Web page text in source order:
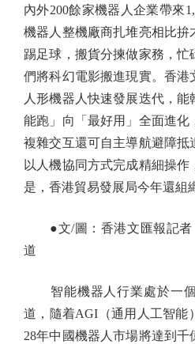
內外200餘家機器人企業帶來
機器人整機廠商扎堆亮相比拚
踢足球，搬貨分揀做家務，忙
們將科幻電影搬進現實。香港
人形機器人快速發展迭代，
能跑」向「最好用」全面進
複雜交互還可自主導航避障
以人機協同方式完成精細操
是，香港貿易發展局今年還組
●文/圖：香港文匯報記者
道
智能機器人行業處於一個
道，隨着AGI（通用人工智能
28年中國機器人市場將達到